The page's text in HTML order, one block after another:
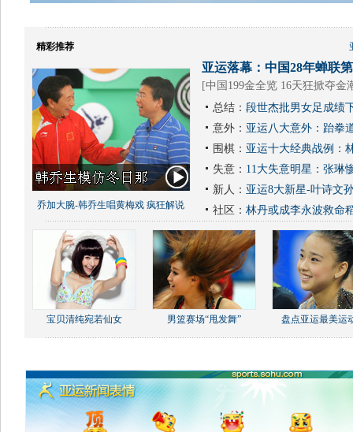
精彩推荐
乔加大腕-韩乔生唱黄梅戏 疯狂解说
亚运落幕：中国28年蝉联
[中国199金全览 16天狂掀夺金
总结： 段世杰批男女足成绩
意外： 亚运八大意外：跆拳
围棋： 亚运十大经典战例：
失意： 11大失意明星：张琳
新人： 亚运8大新星-叶诗文
社区： 林丹或成李永波救命
宝贝清纯宛若仙女 男篮赛场“甩发舞” 盘点亚运最美运